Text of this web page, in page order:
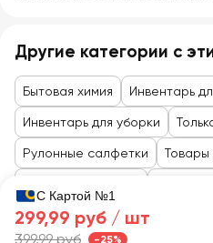
Другие категории с
Бытовая химия Инвентарь
Инвентарь для уборки
Рулонные салфетки Товары
С Картой №1
299,99 руб / шт
399,99 руб -25%